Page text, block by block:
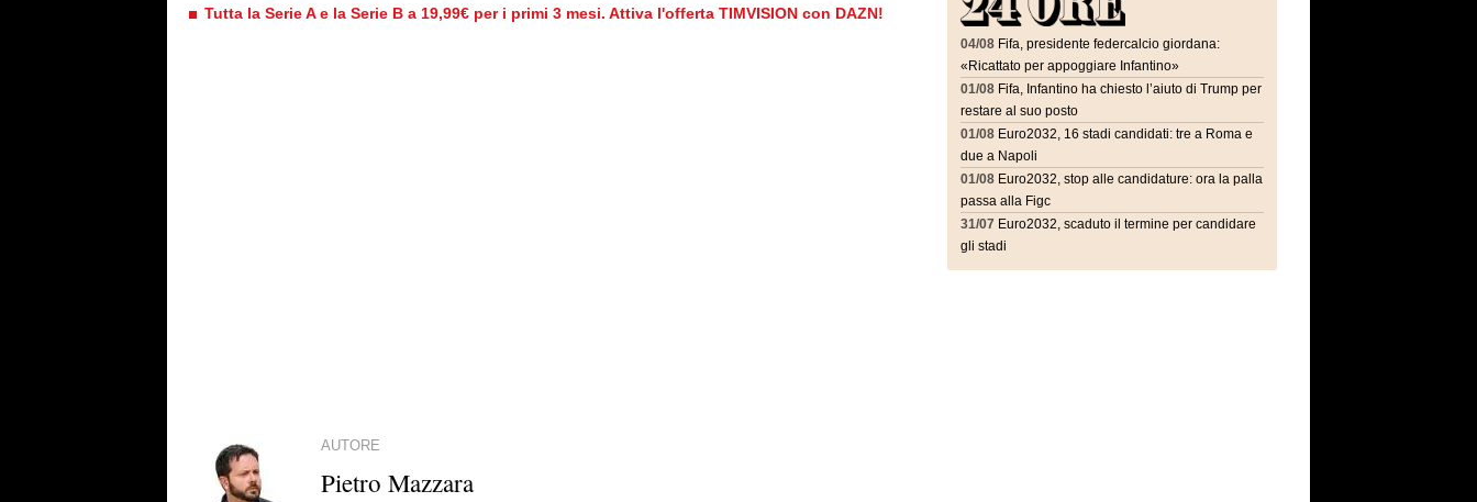
Tutta la Serie A e la Serie B a 19,99€ per i primi 3 mesi. Attiva l'offerta TIMVISION con DAZN!
AUTORE
Pietro Mazzara
04/08 Fifa, presidente federcalcio giordana:
«Ricattato per appoggiare Infantino»
01/08 Fifa, Infantino ha chiesto l’aiuto di Trump per
restare al suo posto
01/08 Euro2032, 16 stadi candidati: tre a Roma e
due a Napoli
01/08 Euro2032, stop alle candidature: ora la palla
passa alla Figc
31/07 Euro2032, scaduto il termine per candidare
gli stadi